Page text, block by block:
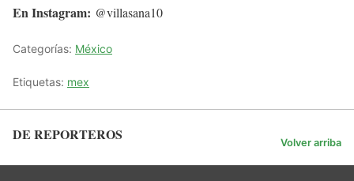
En Instagram: @villasana10
Categorías: México
Etiquetas: mex
DE REPORTEROS Volver arriba